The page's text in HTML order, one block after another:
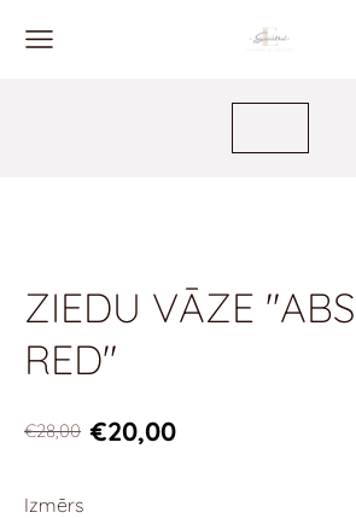
ZIEDU VĀZE
RED"
€28,00 €20,00
Izmērs